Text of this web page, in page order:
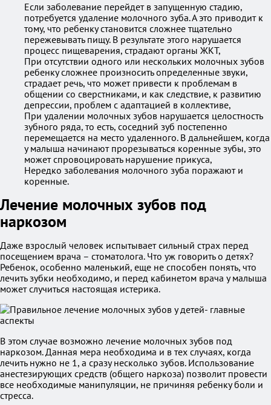
Если заболевание перейдет в запущенную стадию,
потребуется удаление молочного зуба. А это приводит к
тому, что ребенку становится сложнее тщательно
пережевывать пищу. В результате этого нарушается
процесс пищеварения, страдают органы ЖКТ,
При отсутствии одного или нескольких молочных зубов
ребенку сложнее произносить определенные звуки,
страдает речь, что может привести к проблемам в
общении со сверстниками, и как следствие, к развитию
депрессии, проблем с адаптацией в коллективе,
При удалении молочных зубов нарушается целостность
зубного ряда, то есть, соседний зуб постепенно
перемещается на место удаленного. В дальнейшем, когда
у малыша начинают прорезываться коренные зубы, это
может спровоцировать нарушение прикуса,
Нередко заболевания молочного зуба поражают и
коренные.
Лечение молочных зубов под
наркозом
Даже взрослый человек испытывает сильный страх перед
посещением врача – стоматолога. Что уж говорить о детях?
Ребенок, особенно маленький, еще не способен понять, что
лечить зубки необходимо, и перед кабинетом врача у малыша
может случиться настоящая истерика.
В этом случае возможно лечение молочных зубов под
наркозом. Данная мера необходима и в тех случаях, когда
лечить нужно не 1, а сразу несколько зубов. Использование
анестезирующих средств (общего наркоза) позволит провести
все необходимые манипуляции, не причиняя ребенку боли и
стресса.